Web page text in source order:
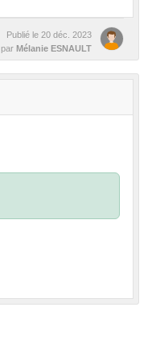
Publié le 20 déc. 2023
par Mélanie ESNAULT